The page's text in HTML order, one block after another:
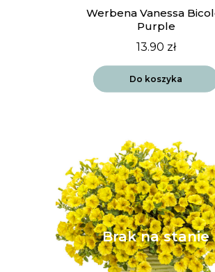
Werbena Vanessa
Purple
13.90 zł
Do koszyka